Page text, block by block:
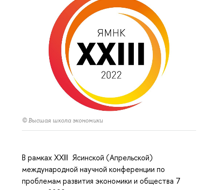
© Высшая школа экономики
В рамках XXIII Ясинской (Апрельской)
международной научной конференции по
проблемам развития экономики и общества 7